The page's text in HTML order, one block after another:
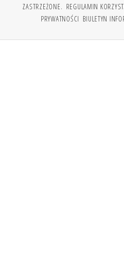
ZASTRZEŻONE. REGULAMIN
PRYWATNOŚCI BIULETYN